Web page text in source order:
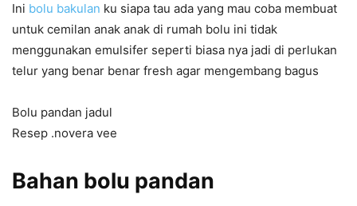
Ini bolu bakulan ku siapa tau ada yang mau coba membuat
untuk cemilan anak anak di rumah bolu ini tidak
menggunakan emulsifer seperti biasa nya jadi di perlukan
telur yang benar benar fresh agar mengembang bagus
Bolu pandan jadul
Resep .novera vee
Bahan bolu pandan